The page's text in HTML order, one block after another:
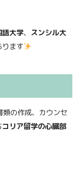
大学、 スンシル大
ります
類の作成、カウンセ
コリア留学の心臓部